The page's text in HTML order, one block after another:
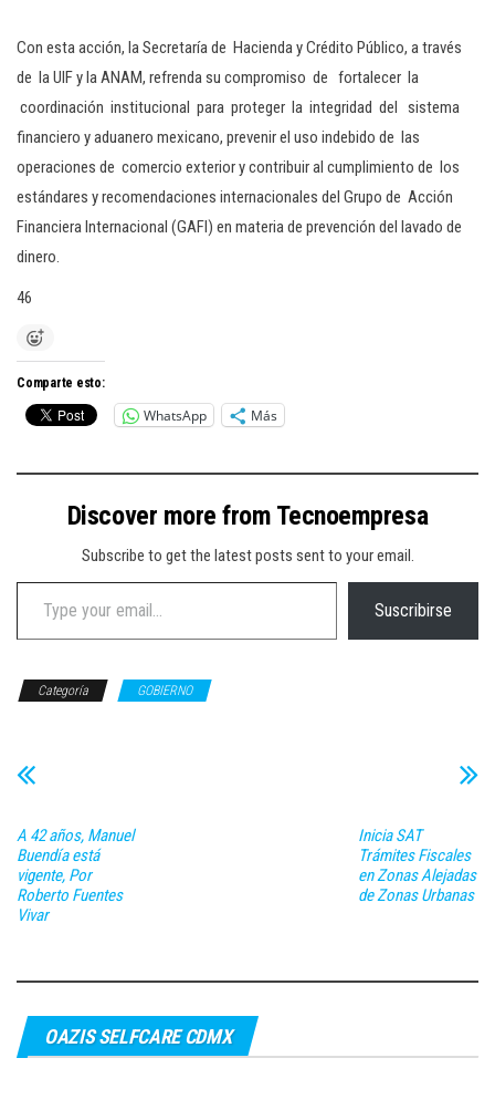
Con esta acción, la Secretaría de Hacienda y Crédito Público, a través
de la UIF y la ANAM, refrenda su compromiso de fortalecer la
coordinación institucional para proteger la integridad del sistema
financiero y aduanero mexicano, prevenir el uso indebido de las
operaciones de comercio exterior y contribuir al cumplimiento de los
estándares y recomendaciones internacionales del Grupo de Acción
Financiera Internacional (GAFI) en materia de prevención del lavado de
dinero.
46
Comparte esto:
WhatsApp Más
Discover more from Tecnoempresa
Subscribe to get the latest posts sent to your email.
Type your email…
Suscribirse
Categoría GOBIERNO
A 42 años, Manuel
Buendía está
vigente, Por
Roberto Fuentes
Vivar
Inicia SAT
Trámites Fiscales
en Zonas Alejadas
de Zonas Urbanas
OAZIS SELFCARE CDMX